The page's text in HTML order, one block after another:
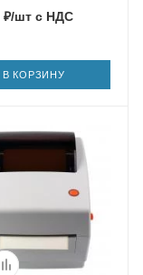
₽/штс НДС
В КОРЗИНУ